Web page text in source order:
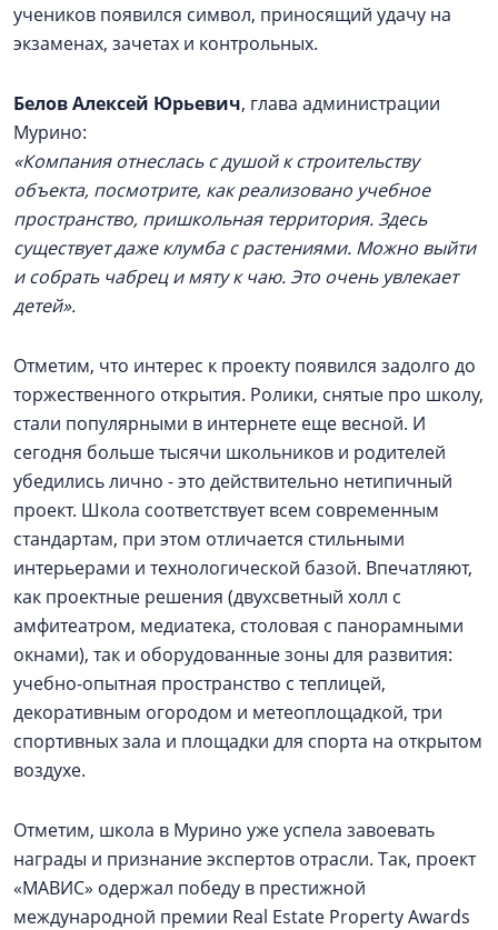
учеников появился символ, приносящий удачу на
экзаменах, зачетах и контрольных.
Белов Алексей Юрьевич, глава администрации
Мурино:
«Компания отнеслась с душой к строительству
объекта, посмотрите, как реализовано учебное
пространство, пришкольная территория. Здесь
существует даже клумба с растениями. Можно выйти
и собрать чабрец и мяту к чаю. Это очень увлекает
детей».
Отметим, что интерес к проекту появился задолго до
торжественного открытия. Ролики, снятые про школу,
стали популярными в интернете еще весной. И
сегодня больше тысячи школьников и родителей
убедились лично - это действительно нетипичный
проект. Школа соответствует всем современным
стандартам, при этом отличается стильными
интерьерами и технологической базой. Впечатляют,
как проектные решения (двухсветный холл с
амфитеатром, медиатека, столовая с панорамными
окнами), так и оборудованные зоны для развития:
учебно-опытная пространство с теплицей,
декоративным огородом и метеоплощадкой, три
спортивных зала и площадки для спорта на открытом
воздухе.
Отметим, школа в Мурино уже успела завоевать
награды и признание экспертов отрасли. Так, проект
«МАВИС» одержал победу в престижной
международной премии Real Estate Property Awards